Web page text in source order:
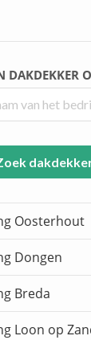
DAKDEKKER
Oosterhout
Dongen
Breda
Loon op